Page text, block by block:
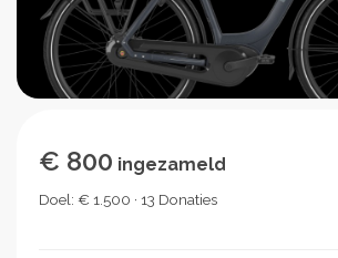
€ 800 ingezameld
Doel: € 1.500 · 13 Donaties